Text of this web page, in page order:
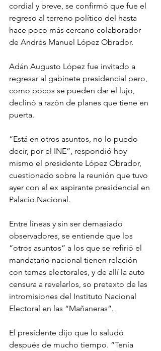
cordial y breve, se confirmó que fue el
regreso al terreno político del hasta
hace poco más cercano colaborador
de Andrés Manuel López Obrador.
Adán Augusto López fue invitado a
regresar al gabinete presidencial pero,
como pocos se pueden dar el lujo,
declinó a razón de planes que tiene en
puerta.
“Está en otros asuntos, no lo puedo
decir, por el INE”, respondió hoy
mismo el presidente López Obrador,
cuestionado sobre la reunión que tuvo
ayer con el ex aspirante presidencial en
Palacio Nacional.
Entre líneas y sin ser demasiado
observadores, se entiende que los
“otros asuntos” a los que se refirió el
mandatario nacional tienen relación
con temas electorales, y de allí la auto
censura a revelarlos, so pretexto de las
intromisiones del Instituto Nacional
Electoral en las “Mañaneras”.
El presidente dijo que lo saludó
después de mucho tiempo. “Tenía